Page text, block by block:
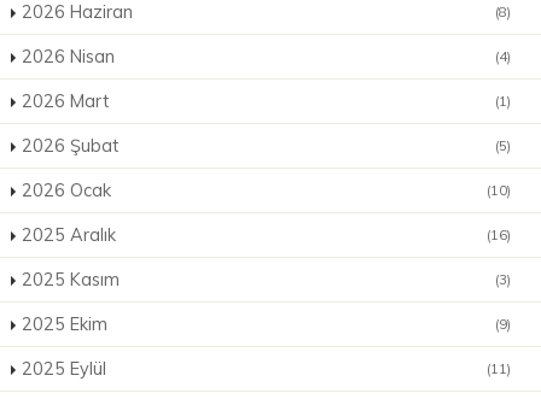
2026 Haziran (8)
2026 Nisan (4)
2026 Mart (1)
2026 Şubat (5)
2026 Ocak (10)
2025 Aralık (16)
2025 Kasım (3)
2025 Ekim (9)
2025 Eylül (11)